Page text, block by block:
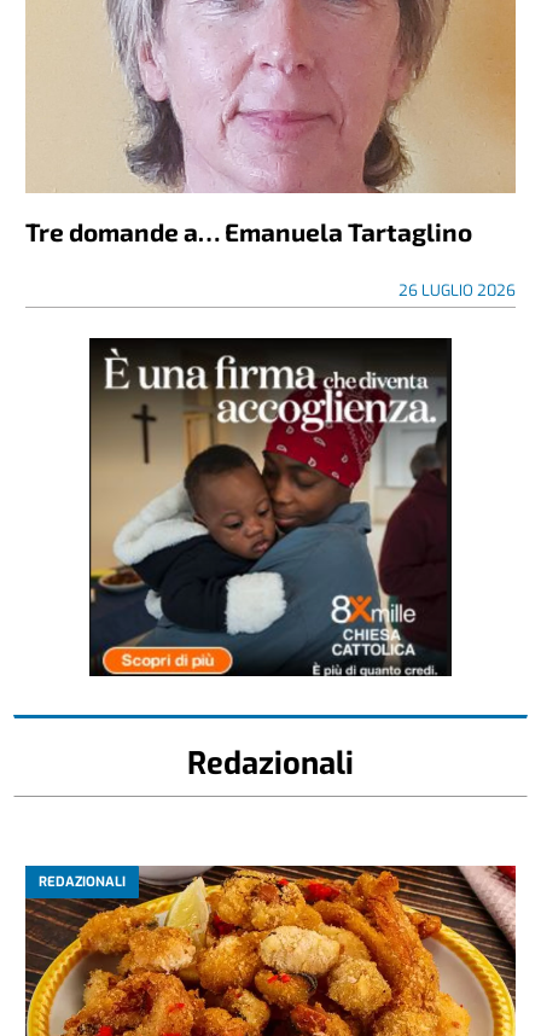
Tre domande a… Emanuela Tartaglino
26 LUGLIO 2026
Redazionali
REDAZIONALI